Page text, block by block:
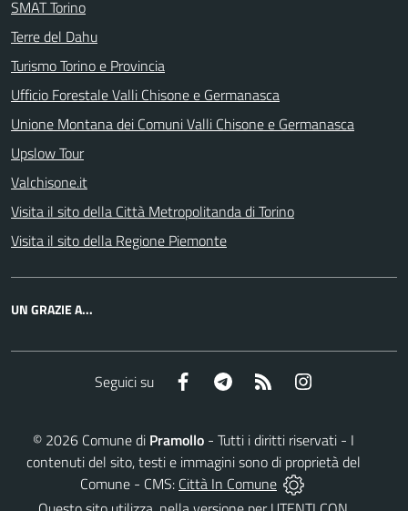
SMAT Torino
Terre del Dahu
Turismo Torino e Provincia
Ufficio Forestale Valli Chisone e Germanasca
Unione Montana dei Comuni Valli Chisone e Germanasca
Upslow Tour
Valchisone.it
Visita il sito della Città Metropolitanda di Torino
Visita il sito della Regione Piemonte
UN GRAZIE A...
Seguici su Facebook Telegram RSS
© 2026Comune di Pramollo- Tutti i diritti riservati - I
contenuti del sito, testi e immagini sono di proprietà del
Comune - CMS: Città In Comune